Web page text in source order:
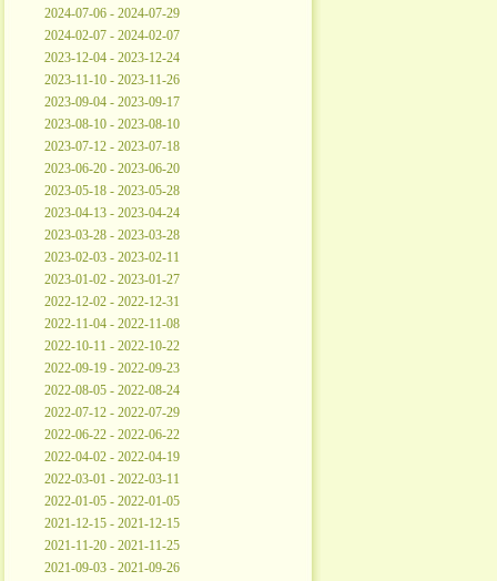
2024-07-06 - 2024-07-29
2024-02-07 - 2024-02-07
2023-12-04 - 2023-12-24
2023-11-10 - 2023-11-26
2023-09-04 - 2023-09-17
2023-08-10 - 2023-08-10
2023-07-12 - 2023-07-18
2023-06-20 - 2023-06-20
2023-05-18 - 2023-05-28
2023-04-13 - 2023-04-24
2023-03-28 - 2023-03-28
2023-02-03 - 2023-02-11
2023-01-02 - 2023-01-27
2022-12-02 - 2022-12-31
2022-11-04 - 2022-11-08
2022-10-11 - 2022-10-22
2022-09-19 - 2022-09-23
2022-08-05 - 2022-08-24
2022-07-12 - 2022-07-29
2022-06-22 - 2022-06-22
2022-04-02 - 2022-04-19
2022-03-01 - 2022-03-11
2022-01-05 - 2022-01-05
2021-12-15 - 2021-12-15
2021-11-20 - 2021-11-25
2021-09-03 - 2021-09-26